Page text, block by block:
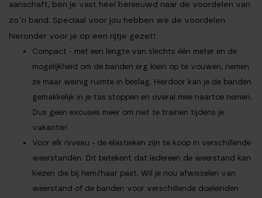
aanschaft, ben je vast heel benieuwd naar de voordelen van
zo’n band. Speciaal voor jou hebben we de voordelen
hieronder voor je op een rijtje gezet!
Compact - met een lengte van slechts één meter en de
mogelijkheid om de banden erg klein op te vouwen, nemen
ze maar weinig ruimte in beslag. Hierdoor kan je de banden
gemakkelijk in je tas stoppen en overal mee naartoe nemen.
Dus geen excuses meer om niet te trainen tijdens je
vakantie!
Voor elk niveau - de elastieken zijn te koop in verschillende
weerstanden. Dit betekent dat iedereen de weerstand kan
kiezen die bij hem/haar past. Wil je nou afwisselen van
weerstand of de banden voor verschillende doeleinden